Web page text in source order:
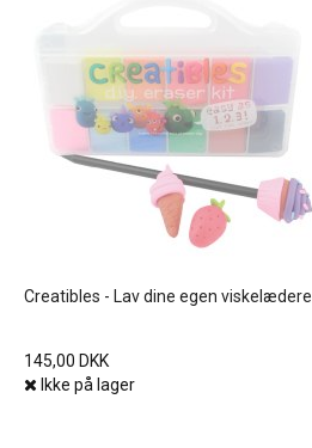
Creatibles - Lav dine egen viskelædere
145,00 DKK
Ikke på lager